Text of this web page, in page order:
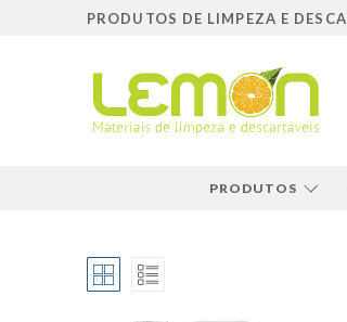
PRODUTOS DE LIMPEZA E
PRODUTOS